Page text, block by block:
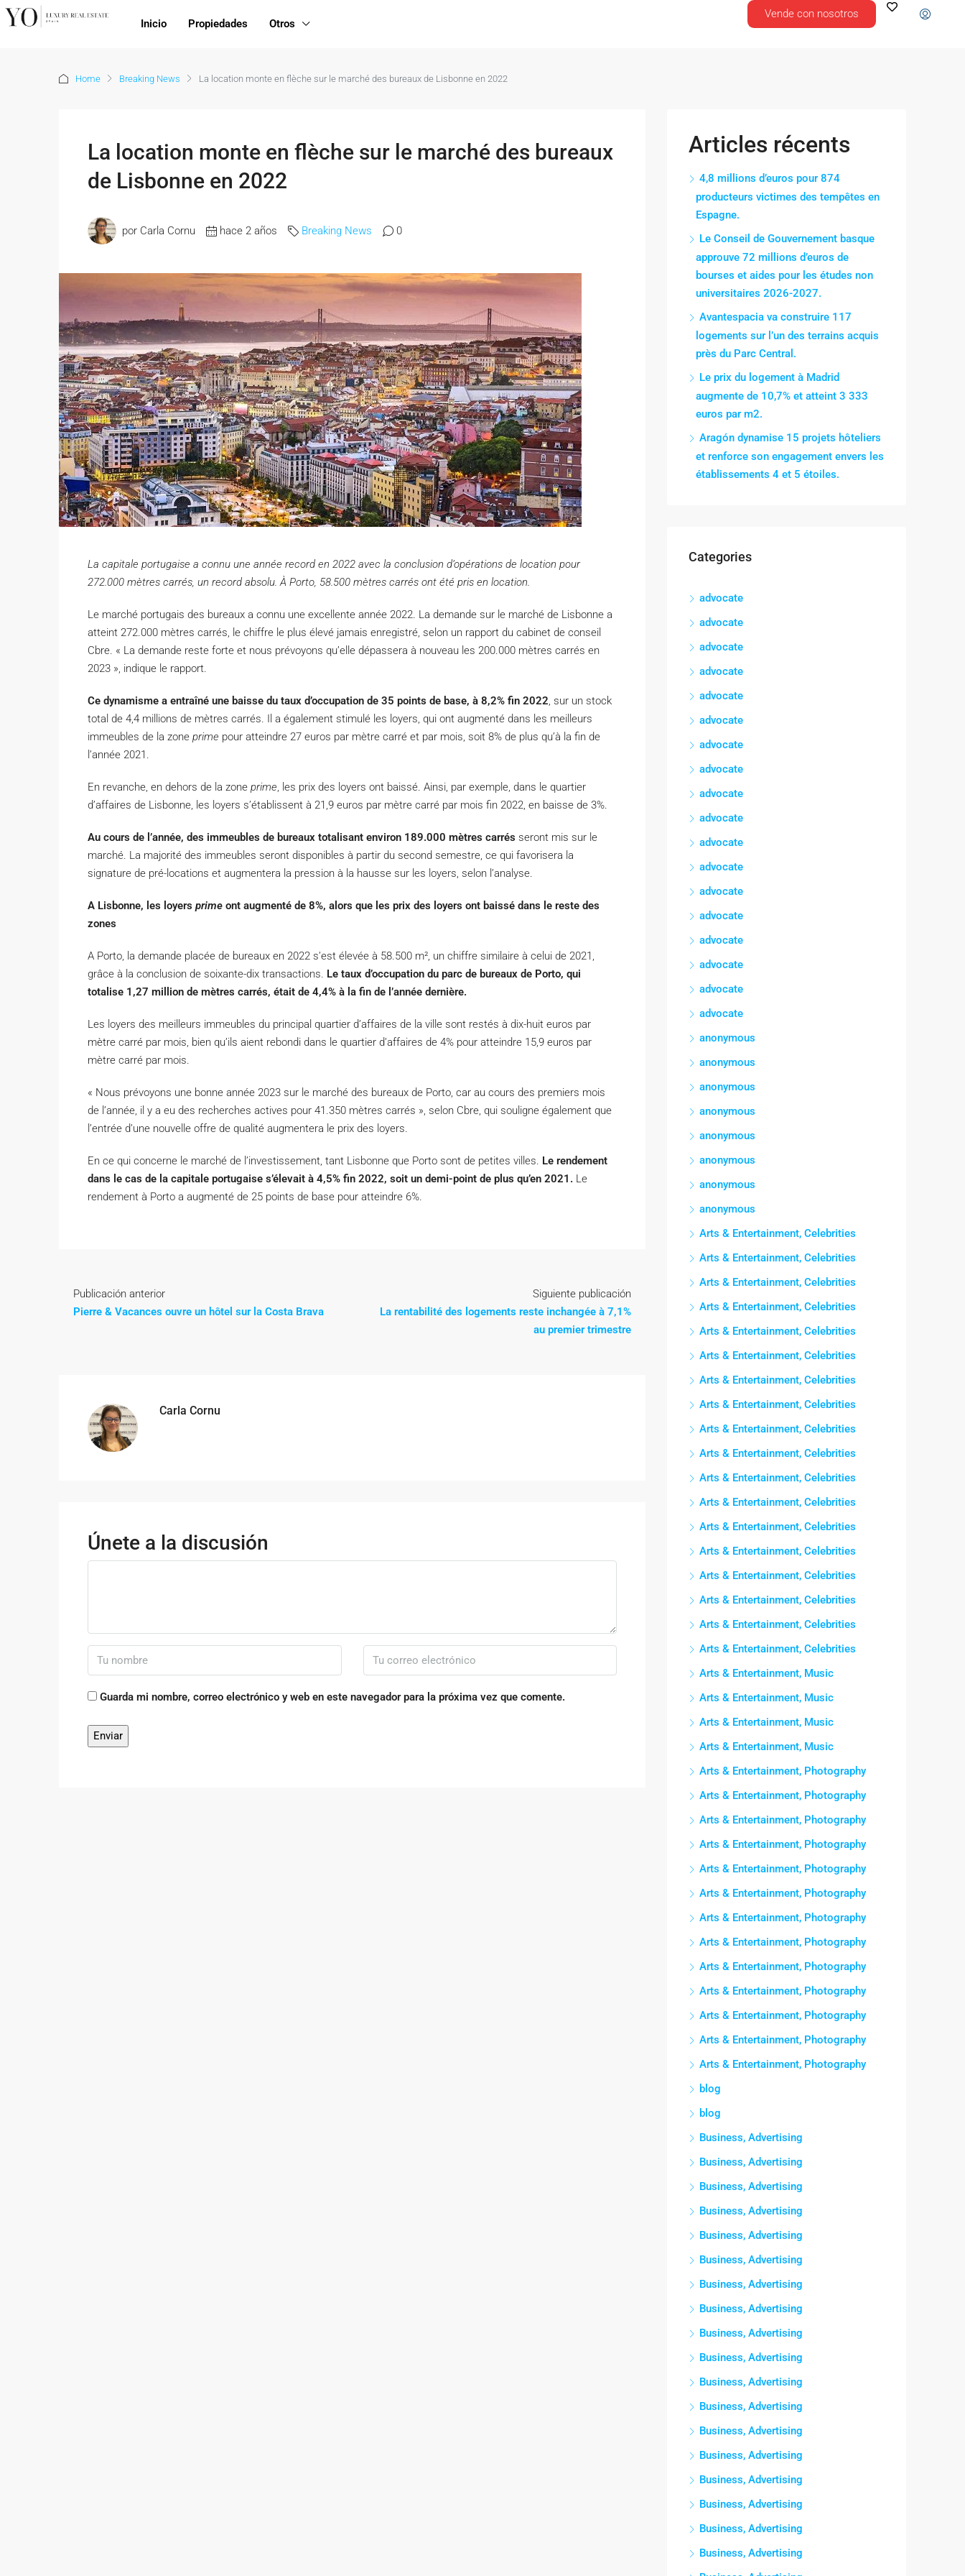
Inicio Propiedades Otros
Vende con nosotros
Home Breaking News La location monte en flèche sur le marché des bureaux de Lisbonne en 2022
La location monte en flèche sur le marché des bureaux
de Lisbonne en 2022
por Carla Cornu hace 2 años Breaking News 0
La capitale portugaise a connu une année record en 2022 avec la conclusion d’opérations de location pour
272.000 mètres carrés, un record absolu. À Porto, 58.500 mètres carrés ont été pris en location.
Le marché portugais des bureaux a connu une excellente année 2022. La demande sur le marché de Lisbonne a
atteint 272.000 mètres carrés, le chiffre le plus élevé jamais enregistré, selon un rapport du cabinet de conseil
Cbre. « La demande reste forte et nous prévoyons qu’elle dépassera à nouveau les 200.000 mètres carrés en
2023 », indique le rapport.
Ce dynamisme a entraîné une baisse du taux d’occupation de 35 points de base, à 8,2% fin 2022, sur un stock
total de 4,4 millions de mètres carrés. Il a également stimulé les loyers, qui ont augmenté dans les meilleurs
immeubles de la zone prime pour atteindre 27 euros par mètre carré et par mois, soit 8% de plus qu’à la fin de
l’année 2021.
En revanche, en dehors de la zone prime, les prix des loyers ont baissé. Ainsi, par exemple, dans le quartier
d’affaires de Lisbonne, les loyers s’établissent à 21,9 euros par mètre carré par mois fin 2022, en baisse de 3%.
Au cours de l’année, des immeubles de bureaux totalisant environ 189.000 mètres carrés seront mis sur le
marché. La majorité des immeubles seront disponibles à partir du second semestre, ce qui favorisera la
signature de pré-locations et augmentera la pression à la hausse sur les loyers, selon l’analyse.
A Lisbonne, les loyers prime ont augmenté de 8%, alors que les prix des loyers ont baissé dans le reste des
zones
A Porto, la demande placée de bureaux en 2022 s’est élevée à 58.500 m², un chiffre similaire à celui de 2021,
grâce à la conclusion de soixante-dix transactions. Le taux d’occupation du parc de bureaux de Porto, qui
totalise 1,27 million de mètres carrés, était de 4,4% à la fin de l’année dernière.
Les loyers des meilleurs immeubles du principal quartier d’affaires de la ville sont restés à dix-huit euros par
mètre carré par mois, bien qu’ils aient rebondi dans le quartier d’affaires de 4% pour atteindre 15,9 euros par
mètre carré par mois.
« Nous prévoyons une bonne année 2023 sur le marché des bureaux de Porto, car au cours des premiers mois
de l’année, il y a eu des recherches actives pour 41.350 mètres carrés », selon Cbre, qui souligne également que
l’entrée d’une nouvelle offre de qualité augmentera le prix des loyers.
En ce qui concerne le marché de l’investissement, tant Lisbonne que Porto sont de petites villes. Le rendement
dans le cas de la capitale portugaise s’élevait à 4,5% fin 2022, soit un demi-point de plus qu’en 2021. Le
rendement à Porto a augmenté de 25 points de base pour atteindre 6%.
Publicación anterior
Pierre & Vacances ouvre un hôtel sur la Costa Brava
Siguiente publicación
La rentabilité des logements reste inchangée à 7,1%
au premier trimestre
Carla Cornu
Únete a la discusión
Guarda mi nombre, correo electrónico y web en este navegador para la próxima vez que comente.
Articles récents
4,8 millions d’euros pour 874
producteurs victimes des tempêtes en
Espagne.
Le Conseil de Gouvernement basque
approuve 72 millions d’euros de
bourses et aides pour les études non
universitaires 2026-2027.
Avantespacia va construire 117
logements sur l’un des terrains acquis
près du Parc Central.
Le prix du logement à Madrid
augmente de 10,7% et atteint 3 333
euros par m2.
Aragón dynamise 15 projets hôteliers
et renforce son engagement envers les
établissements 4 et 5 étoiles.
Categories
advocate
advocate
advocate
advocate
advocate
advocate
advocate
advocate
advocate
advocate
advocate
advocate
advocate
advocate
advocate
advocate
advocate
advocate
anonymous
anonymous
anonymous
anonymous
anonymous
anonymous
anonymous
anonymous
Arts & Entertainment, Celebrities
Arts & Entertainment, Celebrities
Arts & Entertainment, Celebrities
Arts & Entertainment, Celebrities
Arts & Entertainment, Celebrities
Arts & Entertainment, Celebrities
Arts & Entertainment, Celebrities
Arts & Entertainment, Celebrities
Arts & Entertainment, Celebrities
Arts & Entertainment, Celebrities
Arts & Entertainment, Celebrities
Arts & Entertainment, Celebrities
Arts & Entertainment, Celebrities
Arts & Entertainment, Celebrities
Arts & Entertainment, Celebrities
Arts & Entertainment, Celebrities
Arts & Entertainment, Celebrities
Arts & Entertainment, Celebrities
Arts & Entertainment, Music
Arts & Entertainment, Music
Arts & Entertainment, Music
Arts & Entertainment, Music
Arts & Entertainment, Photography
Arts & Entertainment, Photography
Arts & Entertainment, Photography
Arts & Entertainment, Photography
Arts & Entertainment, Photography
Arts & Entertainment, Photography
Arts & Entertainment, Photography
Arts & Entertainment, Photography
Arts & Entertainment, Photography
Arts & Entertainment, Photography
Arts & Entertainment, Photography
Arts & Entertainment, Photography
Arts & Entertainment, Photography
blog
blog
Business, Advertising
Business, Advertising
Business, Advertising
Business, Advertising
Business, Advertising
Business, Advertising
Business, Advertising
Business, Advertising
Business, Advertising
Business, Advertising
Business, Advertising
Business, Advertising
Business, Advertising
Business, Advertising
Business, Advertising
Business, Advertising
Business, Advertising
Business, Advertising